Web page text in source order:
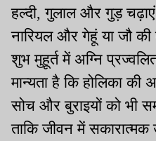
हल्दी, गुलाल और गुड़
नारियल और गेहूं या जौ की
शुभ मुहूर्त में अग्नि
मान्यता है कि होलिका की
सोच और बुराइयों को भी
ताकि जीवन में